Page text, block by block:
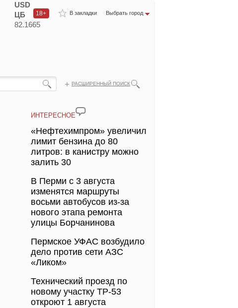
В закладки Выбрать город
18+
USD
ЦБ
82.1665
РАСШИРЕННЫЙ ПОИСК
ИНТЕРЕСНОЕ
«Нефтехимпром» увеличил
лимит бензина до 80
литров: в канистру можно
залить 30
В Перми с 3 августа
изменятся маршруты
восьми автобусов из-за
нового этапа ремонта
улицы Борчанинова
Пермское УФАС возбудило
дело против сети АЗС
«Ликом»
Технический проезд по
новому участку ТР-53
откроют 1 августа